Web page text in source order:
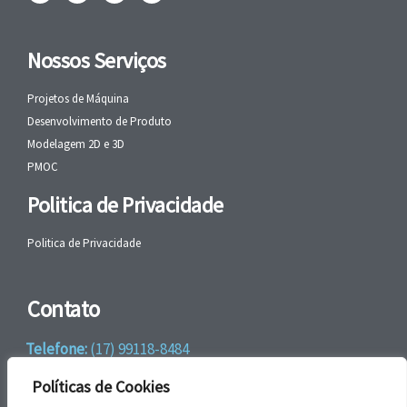
Políticas de Cookies
Nossos Serviços
Projetos de Máquina
Desenvolvimento de Produto
Modelagem 2D e 3D
PMOC
Politica de Privacidade
Politica de Privacidade
Contato
Telefone:(17) 99118-8484
WhatsApp:+55 (17) 99118-8484